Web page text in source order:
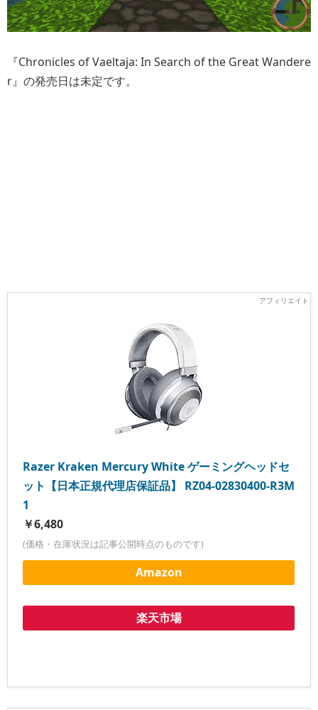
『Chronicles of Vaeltaja: In Search of the Great Wandere
r』の発売日は未定です。
Razer Kraken Mercury White ゲーミングヘッドセ
ット【日本正規代理店保証品】 RZ04-02830400-R3M
1
￥6,480
(価格・在庫状況は記事公開時点のものです)
Amazon
楽天市場